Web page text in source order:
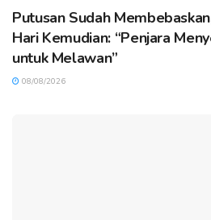
Putusan Sudah
Hari Kemudian: “Penjara
untuk Melawan”
08/08/2026